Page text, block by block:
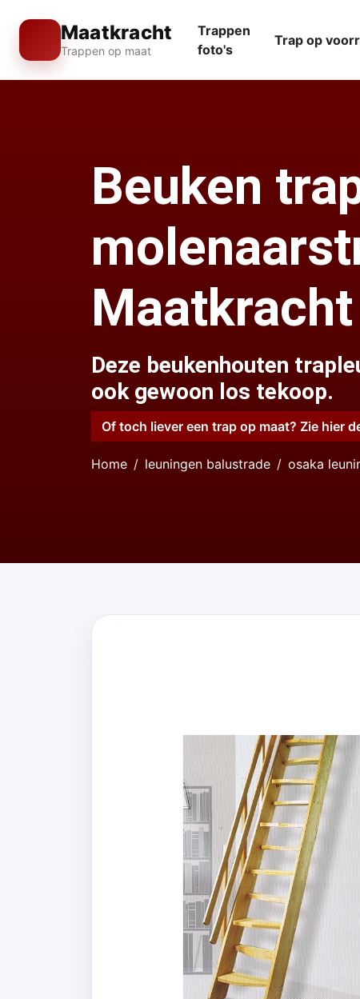
Maatkracht
Trappen op maat
Trappen
foto's
Trap op
Beuken
Maatkracht
Deze beukenhouten
ook gewoon los tekoop.
Of toch liever een trap op maat? Zie hier
Home leuningen balustrade osaka